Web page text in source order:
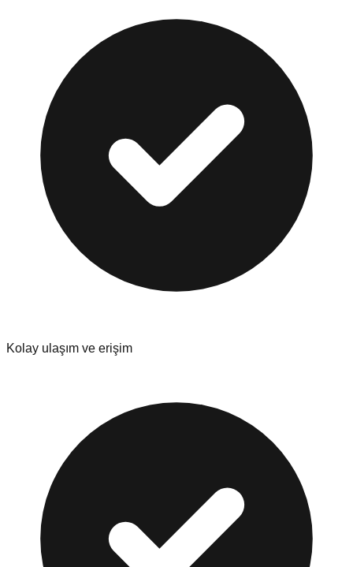
Kolay ulaşım ve erişim